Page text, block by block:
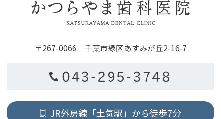
〒267-0066 千葉市緑区あすみが丘2-16-7
043-295-3748
JR外房線「土気駅」から徒歩7分